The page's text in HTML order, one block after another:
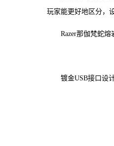
玩家能更好地区分，
Razer那伽梵蛇
镀金USB接口设